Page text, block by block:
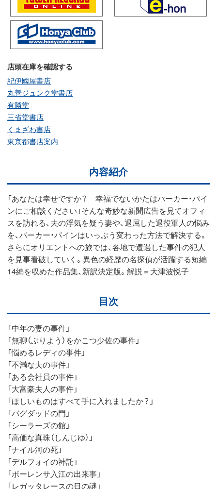
店頭在庫を確認する
紀伊國屋書店
丸善ジュンク堂書店
有隣堂
三省堂書店
くまざわ書店
東京都書店案内
内容紹介
「あなたは幸せですか？ 幸福でないかたはパーカー・パイ
ンにご相談ください」そんな奇妙な新聞広告を見てオフィ
スを訪れる、夫の浮気を疑う妻や、退屈した退役軍人の悩み
を、パーカー・パインはいっぷう変わった方法で解決する。
さらにオリエントへの旅では、各地で遭遇した事件の犯人
を見事看破していく。異色の経歴の名探偵が活躍する短編
14編を収めた作品集、新訳決定版。解説＝大津波悦子
目次
「中年の妻の事件」
「無聊（ぶりよう）をかこつ少佐の事件」
「悩めるレディの事件」
「不満な夫の事件」
「ある会社員の事件」
「大富豪夫人の事件」
「ほしいものはすべて手に入れましたか？」
「バグダッドの門」
「シーラーズの館」
「高価な真珠（しんじゆ）」
「ナイル河の死」
「デルフォイの神託」
「ポーレンサ入江の出来事」
「レガッタレースの日の謎」